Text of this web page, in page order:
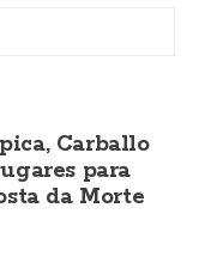
Carballo
para
da Morte